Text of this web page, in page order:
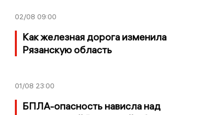
02/08 09:00
Как железная дорога изменила
Рязанскую область
01/08 23:00
БПЛА-опасность нависла над